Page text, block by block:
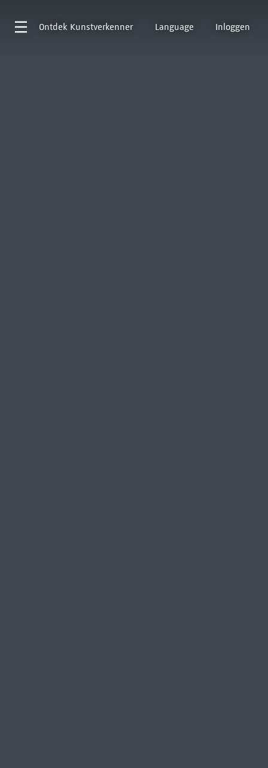
Ontdek Kunstverkenner Language Inloggen